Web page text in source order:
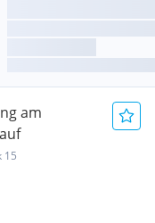
am
15